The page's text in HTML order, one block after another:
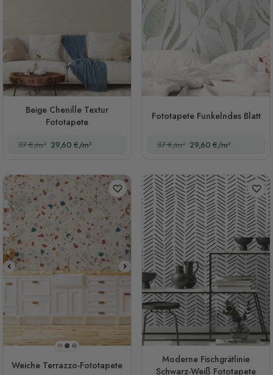
Beige Chenille Textur
Fototapete
37 €/m² 29,60 €/m²
Fototapete Funkelndes Blatt
37 €/m² 29,60 €/m²
Stil 1
Stil 2
Stil 3
Weiche Terrazzo-Fototapete
Moderne Fischgrätlinie
Schwarz-Weiß Fototapete